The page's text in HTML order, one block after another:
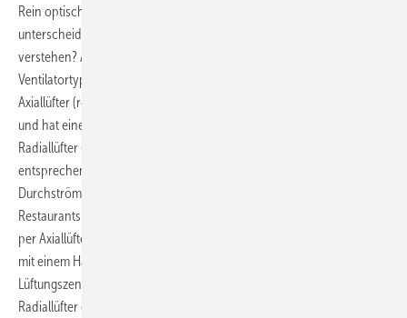
Rein optisch lassen sich die beiden Ventilatorenarten sehr einfach
unterscheiden, aber wie kann man die inneren Werte besser
verstehen? Am Besten werden die spezifischen Vorteile des jeweiligen
Ventilatortyps in einem Diagramm verdeutlicht (Diagramm 1). Der
Axiallüfter (rote Kurve) glänzt mit besten Noten beim Volumenstrom
und hat einen charakteristischen Leistungsknick im Mittelfeld. Der
Radiallüfter (schwarze Kurve) dagegen besticht durch sein Potenzial
entsprechenden Druck aufzubauen. Soll also z. B. ein Lüftchen ohne
Durchströmung eines Kanalnetzes einfach aus dem Gastraum eines
Restaurants auf die Straße geblasen werden, wird dies in aller Regel
per Axiallüfter geschehen. Wird hingegen ein aufwendiges Kanalnetz
mit einem Haufen Widerständen durchströmt, bevor eine
Lüftungszentrale unter dem Dach erreicht wird, so ist sicherlich der
Radiallüfter die erste Wahl. Die Anforderung seitens der